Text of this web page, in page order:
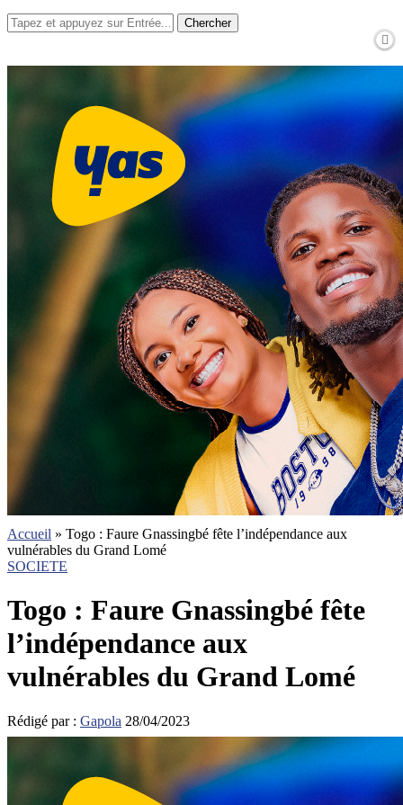
Chercher
Accueil » Togo : Faure Gnassingbé fête l’indépendance aux
vulnérables du Grand Lomé
SOCIETE
Togo : Faure Gnassingbé fête
l’indépendance aux
vulnérables du Grand Lomé
Rédigé par : Gapola 28/04/2023